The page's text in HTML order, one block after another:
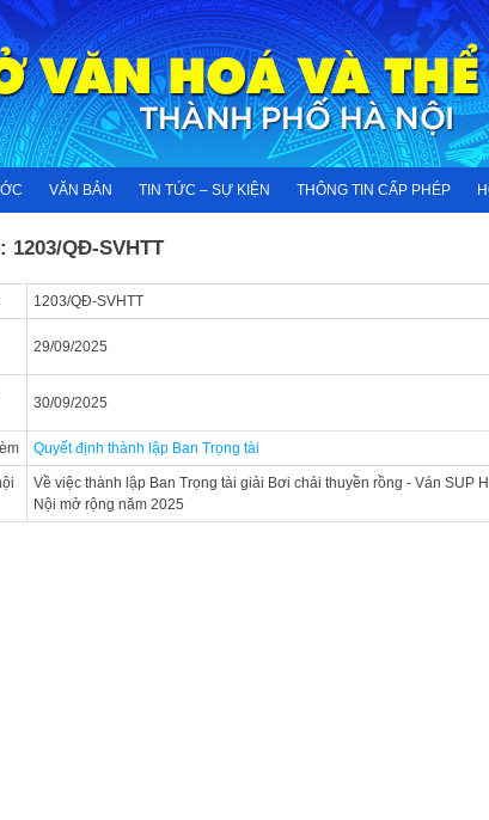
VĂN BẢN TIN TỨC – SỰ KIỆN THÔNG TIN CẤP PHÉP
1203/QĐ-SVHTT
1203/QĐ-SVHTT
29/09/2025
30/09/2025
Quyết định thành lập Ban Trọng tài
Về việc thành lập Ban Trọng tài giải Bơi chải thuyền rồng - Ván SUP
Nội mở rộng năm 2025